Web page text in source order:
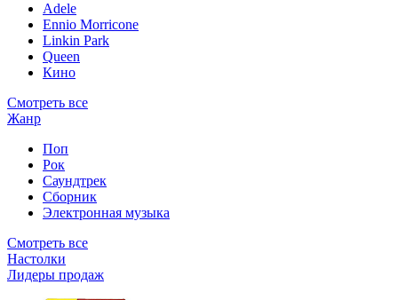
Adele
Ennio Morricone
Linkin Park
Queen
Кино
Смотреть все
Жанр
Поп
Рок
Саундтрек
Сборник
Электронная музыка
Смотреть все
Настолки
Лидеры продаж